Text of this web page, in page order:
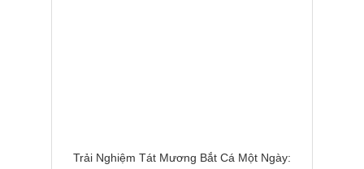
Trải Nghiệm Tát Mương Bắt Cá Một Ngày: